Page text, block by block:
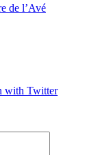
de l’Avé
with Twitter